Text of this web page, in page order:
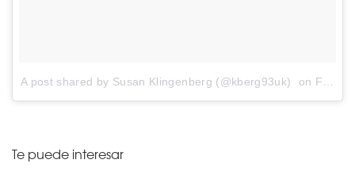
A post shared by Susan Klingenberg (@kberg93uk) on Feb 14, 2018 at 4:25pm PST
Te puede interesar